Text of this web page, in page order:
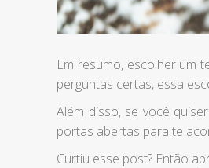
Em resumo, escolher um
perguntas certas, essa
Além disso, se você
portas abertas para te
Curtiu esse post? Então